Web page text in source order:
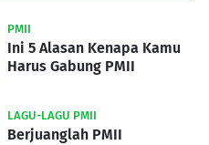
PMII
Ini 5 Alasan Kenapa Kamu
Harus Gabung PMII
LAGU-LAGU PMII
Berjuanglah PMII